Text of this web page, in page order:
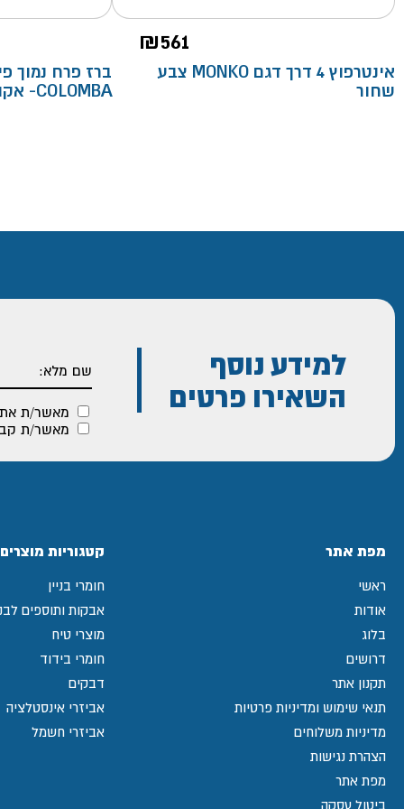
₪561
אינטרפוץ 4 דרך דגם MONKO צבע
שחור
ברז פרח נמוך
COLOMBA- אקווילה
למידע נוסף
השאירו פרטים
מאשר/ת
מאשר/ת
מפת אתר
ראשי
אודות
בלוג
דרושים
תקנון אתר
תנאי שימוש ומדיניות פרטיות
מדיניות משלוחים
הצהרת נגישות
מפת אתר
ביטול עסקה
קטגוריות מוצרים
חומרי בניין
אבקות ותוספים
מוצרי טיח
חומרי בידוד
דבקים
אביזרי אינסטלציה
אביזרי חשמל